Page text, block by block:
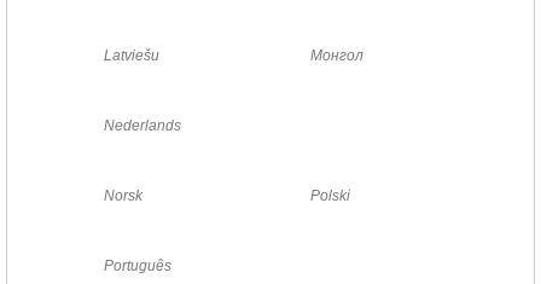
Latviešu Монгол
Nederlands
Norsk Polski
Português